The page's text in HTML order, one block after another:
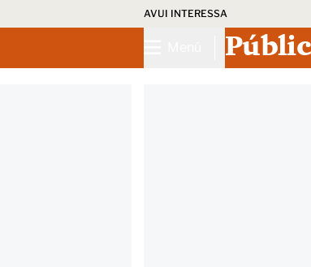
AVUI INTERESSA
Públic